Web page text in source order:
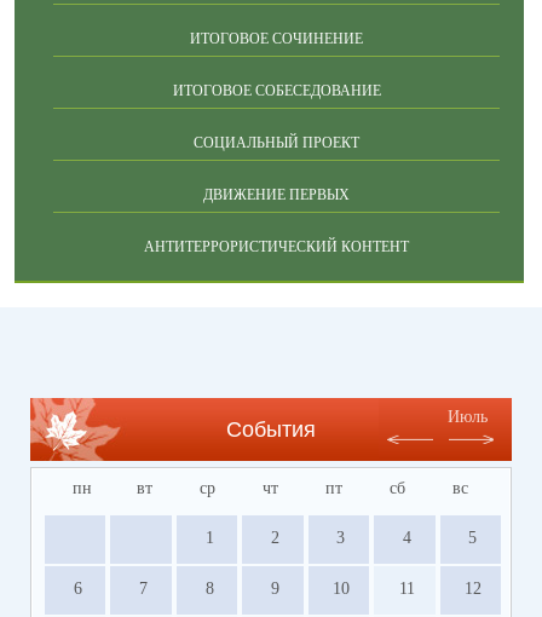
ИТОГОВОЕ СОЧИНЕНИЕ
ИТОГОВОЕ СОБЕСЕДОВАНИЕ
СОЦИАЛЬНЫЙ ПРОЕКТ
ДВИЖЕНИЕ ПЕРВЫХ
АНТИТЕРРОРИСТИЧЕСКИЙ КОНТЕНТ
События
Июль
пн вт ср чт пт сб вс
1 2 3 4 5
6 7 8 9 10 11 12